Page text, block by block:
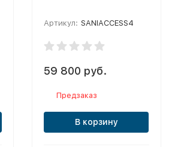
Артикул: SANIACCESS4
59 800 руб.
Предзаказ
В корзину